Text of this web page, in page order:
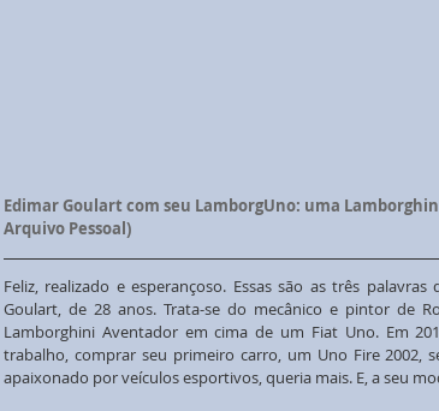
Edimar Goulart com seu LamborgUno: uma
Arquivo Pessoal)
Feliz, realizado e esperançoso. Essas são as três
Goulart, de 28 anos. Trata-se do mecânico e pintor de
Lamborghini Aventador em cima de um Fiat Uno. Em
trabalho, comprar seu primeiro carro, um Uno Fire 2002,
apaixonado por veículos esportivos, queria mais. E, a seu